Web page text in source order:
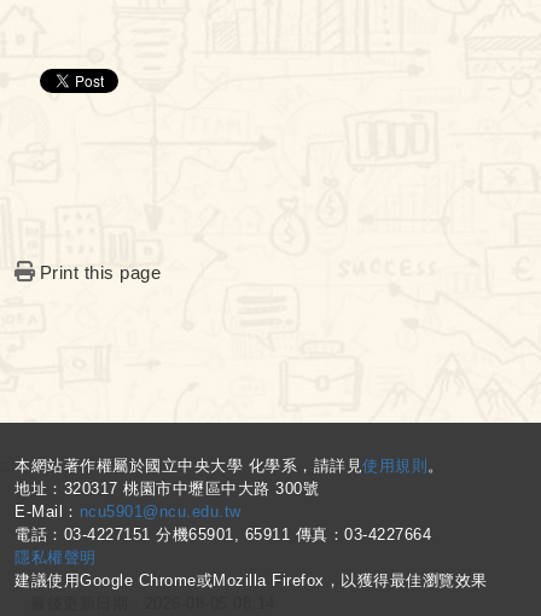
Print this page
:::本網站著作權屬於國立中央大學 化學系，請詳見使用規則 。
地址：320317 桃園市中壢區中大路 300號
E-Mail： ncu5901@ncu.edu.tw
電話：03-4227151 分機65901, 65911 傳真：03-4227664
隱私權聲明
建議使用Google Chrome或Mozilla Firefox，以獲得最佳瀏覽效果